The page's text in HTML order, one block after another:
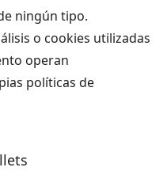
ningún tipo.
o cookies utilizadas
operan
políticas de